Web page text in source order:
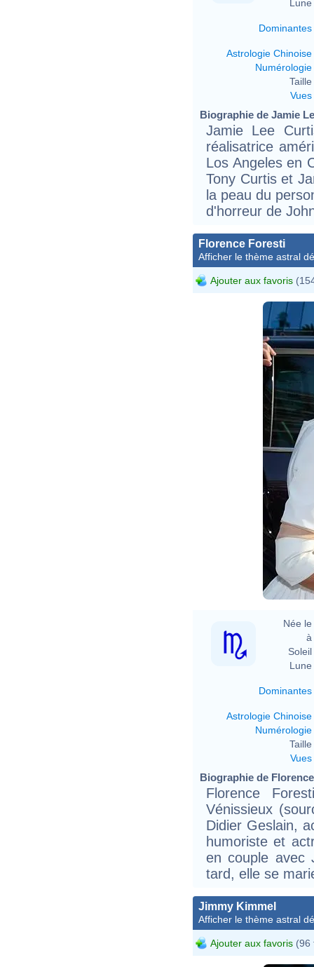
Lune
Dominantes
Astrologie Chinoise
Numérologie
Taille
Vues
Biographie de Jamie
Jamie Lee
réalisatrice
Los Angeles en
Tony Curtis et
la peau du
d'horreur de
Florence Foresti
Afficher le thème astral
Ajouter aux favoris
Née le
à
Soleil
Lune
Dominantes
Astrologie Chinoise
Numérologie
Taille
Vues
Biographie de
Florence
Vénissieux
Didier Geslain,
humoriste et
en couple avec
tard, elle se
Jimmy Kimmel
Afficher le thème astral
Ajouter aux favoris (96